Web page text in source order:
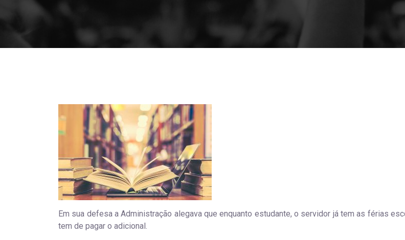
Em sua defesa a Administração alegava que enquanto estudante, o servidor já tem as férias
tem de pagar o adicional.